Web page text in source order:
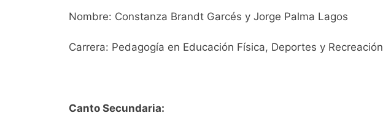
Nombre: Constanza Brandt Garcés y Jorge Palma Lagos
Carrera: Pedagogía en Educación Física, Deportes y Recreación
Canto Secundaria: